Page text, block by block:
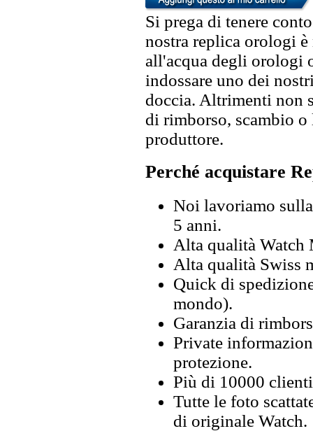
Si prega di tenere
nostra replica orologi
all'acqua degli orologi
indossare uno dei
doccia. Altrimenti non
di rimborso, scambio
produttore.
Perché acquistare
Noi lavoriamo
5 anni.
Alta qualità Watch
Alta qualità Swiss
Quick di
mondo).
Garanzia di
Private
protezione.
Più di 10000
Tutte le foto
di originale Watch.